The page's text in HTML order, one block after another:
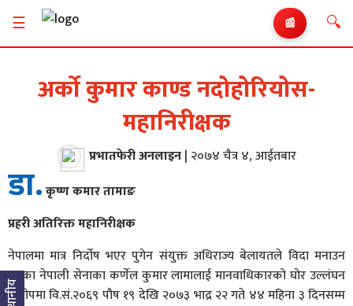
☰ 📰 🔍
स्थानीय
अर्को कुमार काण्ड नदोहोरियोस-
महानिरीक्षक
प्रभातफेरी अनलाइन| २०७४ चैत्र ४, आईतबार
डा.कृष्ण कमार तामाङ
प्रहरी अतिरिक्त महानिरीक्षक
नेपालमा मात्र निर्दोष भएर पुगेन संयुक्त अधिराज्य बेलायतले विदा मनाउन
गएका नेपाली सेनाका कर्णेल कुमार लामालाई मानवाधिकारको घोर उल्लंघन
आरोपमा वि.सं.२०६९ पौष १९ देखि २०७३ भाद्र २२ गते ४४ महिना ३ दिनसम्म